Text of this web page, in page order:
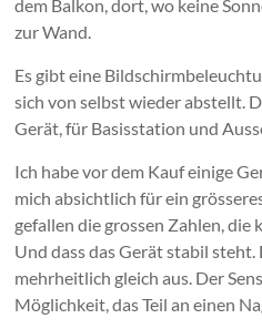
dem Balkon, dort, wo keine
zur Wand.
Es gibt eine
sich von selbst wieder abstellt.
Gerät, für Basisstation und
Ich habe vor dem Kauf einige
mich absichtlich für ein
gefallen die grossen Zahlen, die
Und dass das Gerät stabil steht.
mehrheitlich gleich aus. Der
Möglichkeit, das Teil an einen